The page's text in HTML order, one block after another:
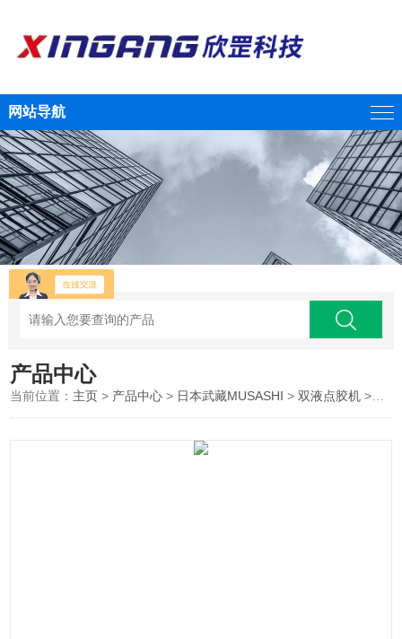
网站导航
产品中心
当前位置： 主页 > 产品中心 > 日本武藏MUSASHI >双液点胶机 >musashi武藏双液容积计量式点胶机DUAL MPP